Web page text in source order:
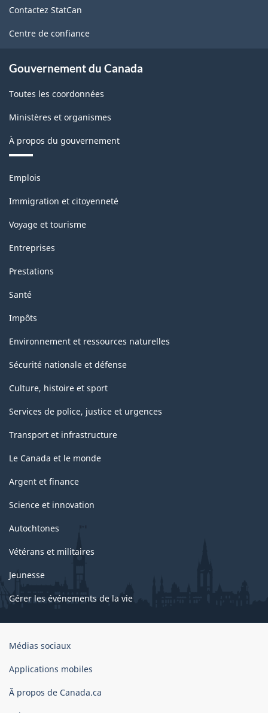
ce
site
Contactez StatCan
Centre de confiance
Gouvernement du Canada
Toutes les coordonnées
Ministères et organismes
À propos du gouvernement
Thèmes
sujets
Emplois
Immigration et citoyenneté
Voyage et tourisme
Entreprises
Prestations
Santé
Impôts
Environnement et ressources naturelles
Sécurité nationale et défense
Culture, histoire et sport
Services de police, justice et urgences
Transport et infrastructure
Le Canada et le monde
Argent et finance
Science et innovation
Autochtones
Vétérans et militaires
Jeunesse
Gérer les événements de la vie
Organisation
gouvernement
Canada
Médias sociaux
Applications mobiles
Ã propos de Canada.ca